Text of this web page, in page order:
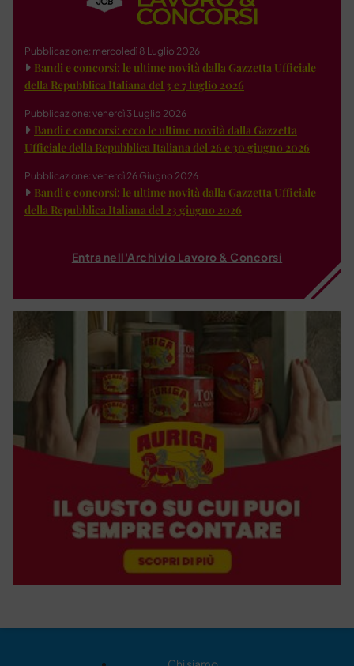
Pubblicazione: mercoledì 8 Luglio 2026
Bandi e concorsi: le ultime novità dalla Gazzetta Ufficiale
della Repubblica Italiana del 3 e 7 luglio 2026
Pubblicazione: venerdì 3 Luglio 2026
Bandi e concorsi: ecco le ultime novità dalla Gazzetta
Ufficiale della Repubblica Italiana del 26 e 30 giugno 2026
Pubblicazione: venerdì 26 Giugno 2026
Bandi e concorsi: le ultime novità dalla Gazzetta Ufficiale
della Repubblica Italiana del 23 giugno 2026
Entra nell'Archivio Lavoro & Concorsi